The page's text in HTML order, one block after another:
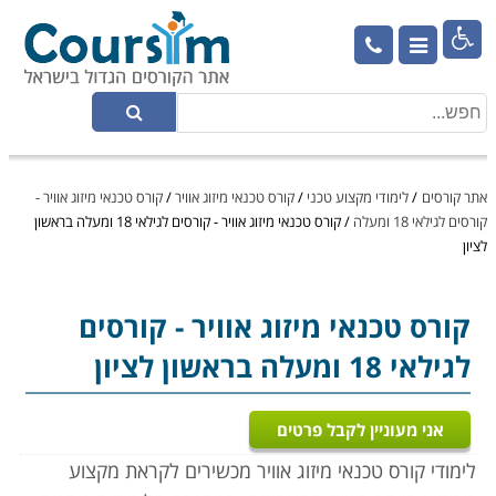

אתר קורסים /לימודי מקצוע טכני /קורס טכנאי מיזוג אוויר/קורס טכנאי מיזוג אוויר -
קורסים לגילאי 18 ומעלה
/
קורס טכנאי מיזוג אוויר - קורסים לגילאי 18 ומעלה בראשון
לציון
קורס טכנאי מיזוג אוויר- קורסים
לגילאי 18 ומעלה בראשון לציון
אני מעוניין לקבל פרטים
לימודי קורס טכנאי מיזוג אוויר מכשירים לקראת מקצוע